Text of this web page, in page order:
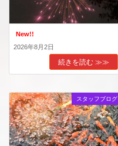
New!!
2026年8月2日
続きを読む ≫≫
スタッフブログ